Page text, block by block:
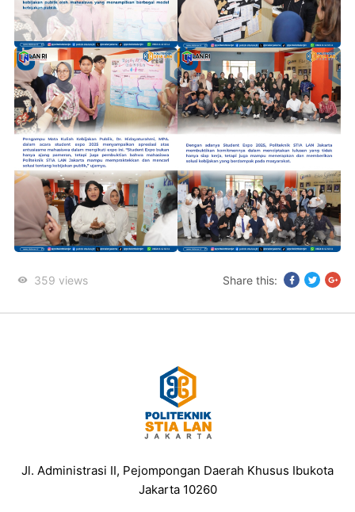
359 views Share this:
Jl. Administrasi II, Pejompongan Daerah Khusus Ibukota
Jakarta 10260